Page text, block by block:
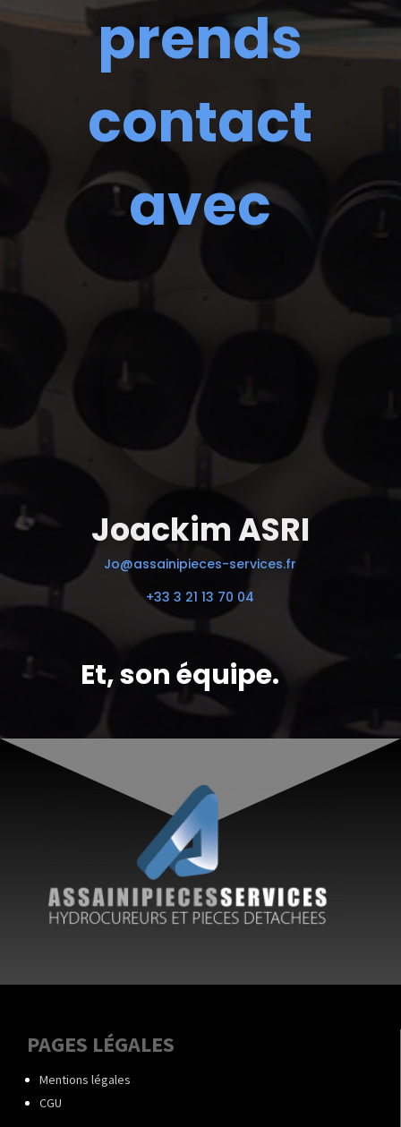
prends
contact
avec
Joackim ASRI
Jo@assainipieces-services.fr
+33 3 21 13 70 04
Et, son équipe.
PAGES LÉGALES
Mentions légales
CGU